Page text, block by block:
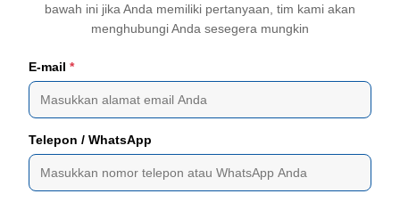
bawah ini jika Anda memiliki pertanyaan, tim kami akan
menghubungi Anda sesegera mungkin
E-mail *
Telepon / WhatsApp